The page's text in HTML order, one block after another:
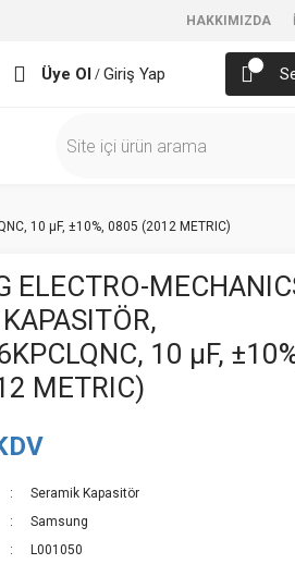
HAKKIMIZDA
Üye Ol / Giriş Yap
10 µF, ±10%, 0805 (2012 METRIC)
ELECTRO-
10 µF,
METRIC)
Seramik Kapasitör
Samsung
L001050